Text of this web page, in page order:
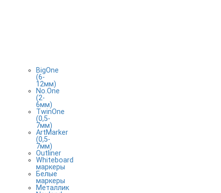
BigOne
(6-
12мм)
No.One
(2-
6мм)
TwinOne
(0,5-
7мм)
ArtMarker
(0,5-
7мм)
Outliner
Whiteboard
маркеры
Белые
маркеры
Металлик